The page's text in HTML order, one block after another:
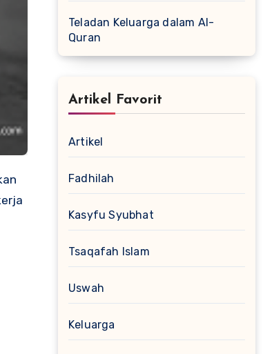
Teladan Keluarga dalam Al-
Quran
Artikel Favorit
Artikel
Fadhilah
Kasyfu Syubhat
Tsaqafah Islam
Uswah
Keluarga